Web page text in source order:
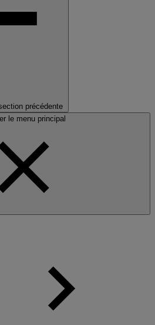
précédente
le menu principal